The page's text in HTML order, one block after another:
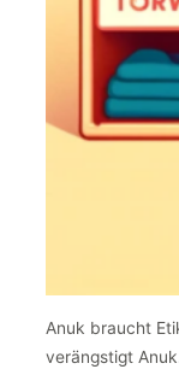
Anuk braucht
verängstigt